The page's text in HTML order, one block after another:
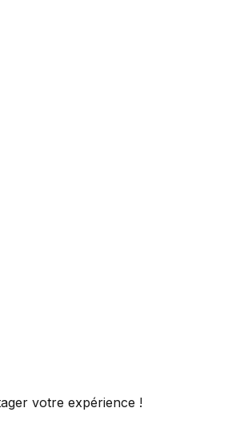
votre expérience !